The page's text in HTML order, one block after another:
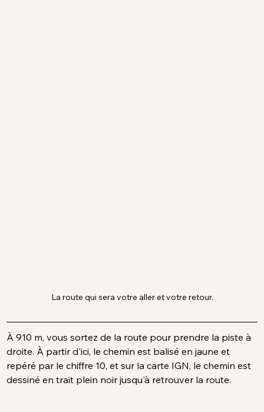
La route qui sera votre aller et votre retour.
À 910 m, vous sortez de la route pour prendre la piste à
droite. À partir d'ici, le chemin est balisé en jaune et
repéré par le chiffre 10, et sur la carte IGN, le chemin est
dessiné en trait plein noir jusqu'à retrouver la route.